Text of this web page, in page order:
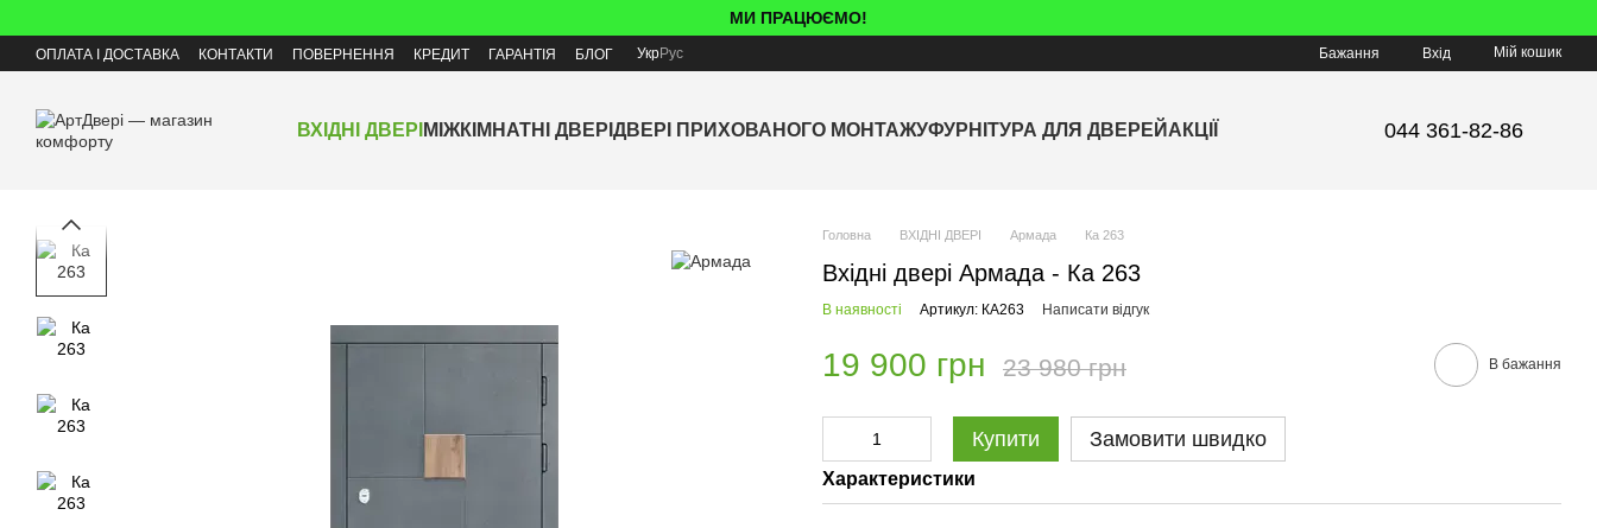
МИ ПРАЦЮЄМО!
ОПЛАТА І ДОСТАВКА КОНТАКТИ ПОВЕРНЕННЯ КРЕДИТ ГАРАНТІЯ БЛОГ УкрРус Бажання Вхід Мій кошик
ВХІДНІ ДВЕРІ МІЖКІМНАТНІ ДВЕРІ ДВЕРІ ПРИХОВАНОГО МОНТАЖУФУРНІТУРА ДЛЯ ДВЕРЕЙ АКЦІЇ 044 361-82-86
Головна ВХІДНІ ДВЕРІ Армада Ка 263
Вхідні двері Армада - Ка 263
В наявності Артикул: КА263 Написати відгук
19 900 грн 23 980 грн В бажання
Купити Замовити швидко
Характеристики